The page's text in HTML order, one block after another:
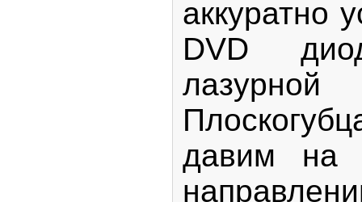
аккуратно
DVD
давим на